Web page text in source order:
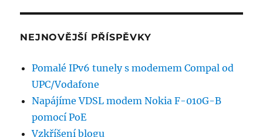
NEJNOVĚJŠÍ PŘÍSPĚVKY
Pomalé IPv6 tunely s modemem Compal od
UPC/Vodafone
Napájíme VDSL modem Nokia F-010G-B
pomocí PoE
Vzkříšení blogu